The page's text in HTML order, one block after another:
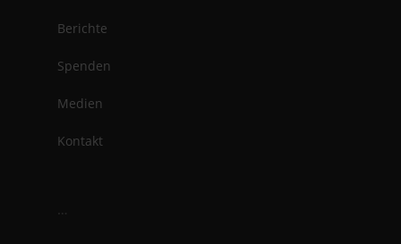
Berichte
Spenden
Medien
Kontakt
…